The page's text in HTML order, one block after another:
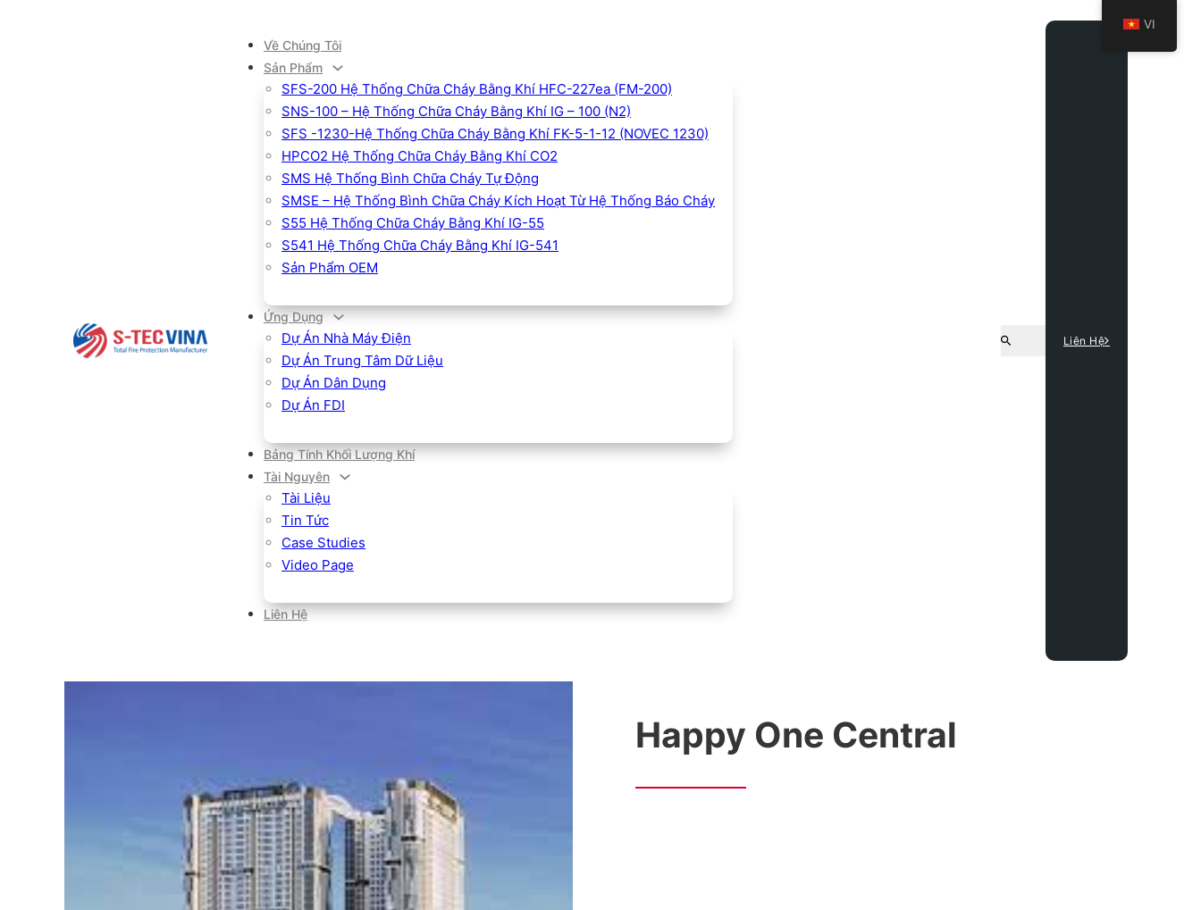
Về Chúng Tôi
Sản Phẩm
SFS-200 Hệ Thống Chữa Cháy Bằng Khí HFC-227ea (FM-200)
SNS-100 – Hệ Thống Chữa Cháy Bằng Khí IG – 100 (N2)
SFS -1230-Hệ Thống Chữa Cháy Bằng Khí FK-5-1-12 (NOVEC 1230)
HPCO2 Hệ Thống Chữa Cháy Bằng Khí CO2
SMS Hệ Thống Bình Chữa Cháy Tự Động
SMSE – Hệ Thống Bình Chữa Cháy Kích Hoạt Từ Hệ Thống Báo Cháy
S55 Hệ Thống Chữa Cháy Bằng Khí IG-55
S541 Hệ Thống Chữa Cháy Bằng Khí IG-541
Sản Phẩm OEM
Ứng Dụng
Dự Án Nhà Máy Điện
Dự Án Trung Tâm Dữ Liệu
Dự Án Dân Dụng
Dự Án FDI
Bảng Tính Khối Lượng Khí
Tài Nguyên
Tài Liệu
Tin Tức
Case Studies
Video Page
Liên Hệ
Liên Hệ
Happy One Central
VI